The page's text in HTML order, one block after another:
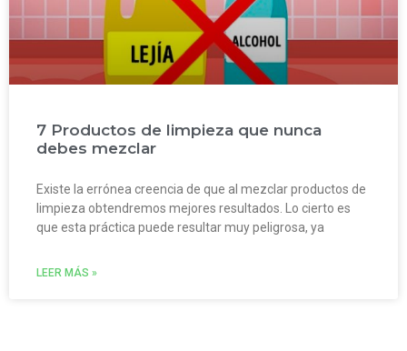
7 Productos de limpieza que nunca
debes mezclar
Existe la errónea creencia de que al mezclar productos de
limpieza obtendremos mejores resultados. Lo cierto es
que esta práctica puede resultar muy peligrosa, ya
LEER MÁS »